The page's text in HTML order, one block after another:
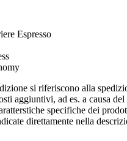
si riferiscono alla
aggiuntivi, ad es. a causa
specifiche dei
direttamente nella